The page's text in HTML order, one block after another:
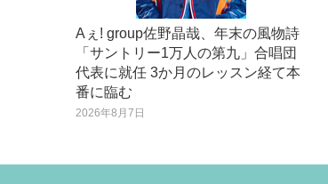
Aぇ! group佐野晶哉、年末の風物詩
「サントリー1万人の第九」合唱団
代表に就任 3か月のレッスン経て本
番に臨む
2026年8月7日